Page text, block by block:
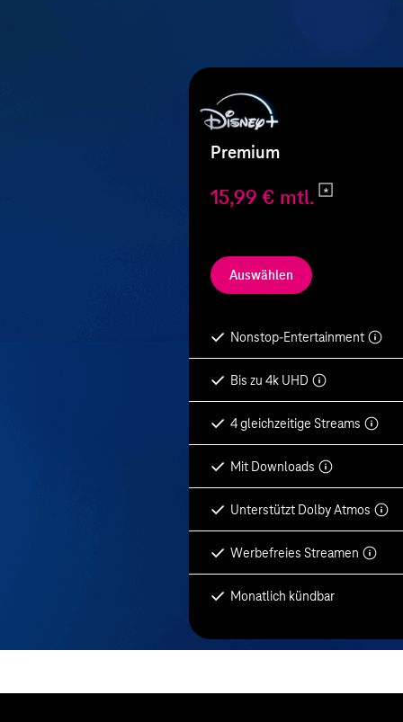
Premium
15,99 € mtl.
Auswählen
Nonstop-Entertainment
Bis zu 4k UHD
4 gleichzeitige Streams
Mit Downloads
Unterstützt Dolby Atmos
Werbefreies Streamen
Monatlich kündbar